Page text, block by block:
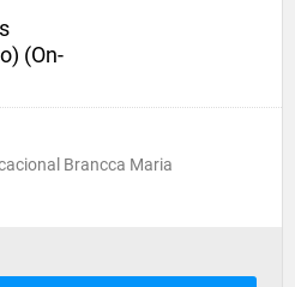
(On-
Brancca Maria